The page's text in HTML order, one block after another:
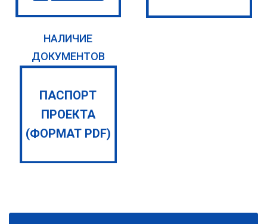
НАЛИЧИЕ
ДОКУМЕНТОВ
ПАСПОРТ
ПРОЕКТА
(ФОРМАТ PDF)